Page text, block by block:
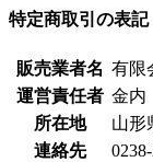
特定商取引の表記
販売業者名 有
運営責任者 金
所在地
山形
連絡先